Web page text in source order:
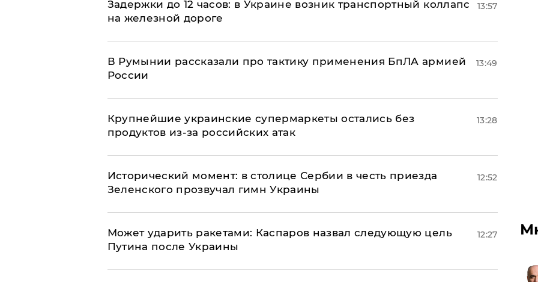
Задержки до 12 часов: в Украине возник транспортный коллапс
на железной дороге
13:57
В Румынии рассказали про тактику применения БпЛА армией
России
13:49
Крупнейшие украинские супермаркеты остались без
продуктов из-за российских атак
13:28
Исторический момент: в столице Сербии в честь приезда
Зеленского прозвучал гимн Украины
12:52
Может ударить ракетами: Каспаров назвал следующую цель
Путина после Украины
12:27